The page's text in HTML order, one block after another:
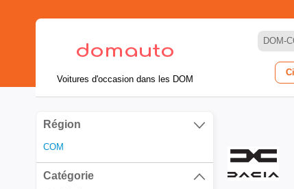
Voitures d'occasion dans les DOM
DOM-
Région
COM
Catégorie